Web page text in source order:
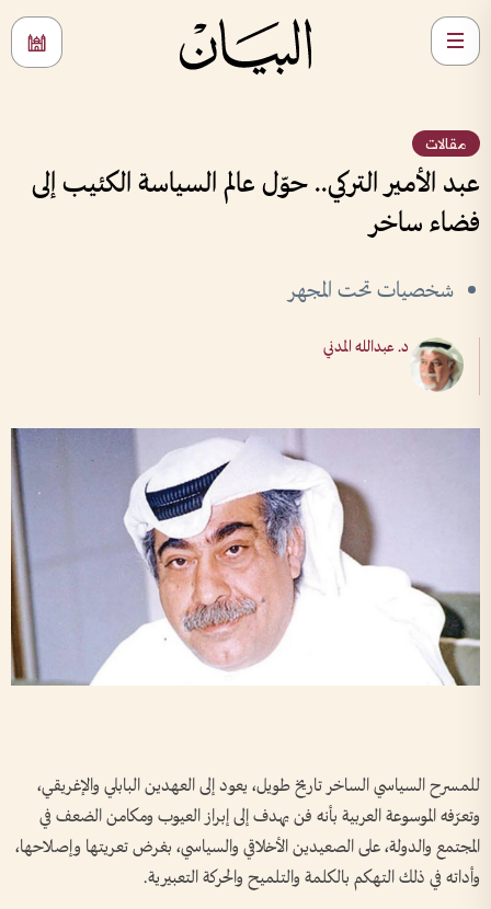
مقالات
عبد الأمير التركي.. حوّل عالم السياسة الكئيب إلى
فضاء ساخر
شخصيات تحت المجهر
د. عبدالله المدني
للمسرح السياسي الساخر تاريخ طويل، يعود إلى العهدين البابلي والإغريقي،
وتعرّفه الموسوعة العربية بأنه فن يهدف إلى إبراز العيوب ومكامن الضعف في
المجتمع والدولة، على الصعيدين الأخلاقي والسياسي، بغرض تعريتها وإصلاحها،
وأداته في ذلك التهكم بالكلمة والتلميح والحركة التعبيرية.